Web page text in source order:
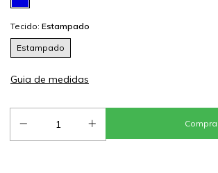
Tecido: Estampado
Estampado
Guia de medidas